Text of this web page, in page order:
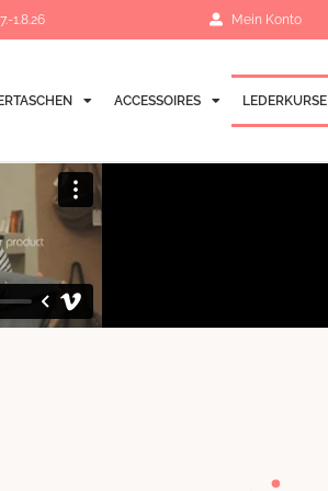
1.8.26 Mein Konto
ACCESSOIRES LEDERKURSE